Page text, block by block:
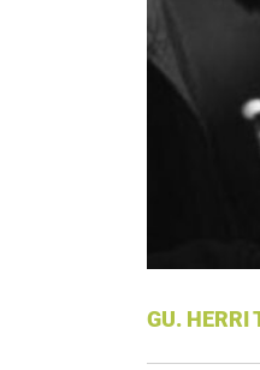
GU. HERRI